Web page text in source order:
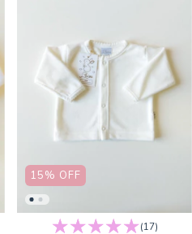
15% OFF
(17)